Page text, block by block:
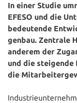
In einer Studie
EFESO und die
bedeu­ten­de
gen­bau. Zentrale
anderem der
und die
die